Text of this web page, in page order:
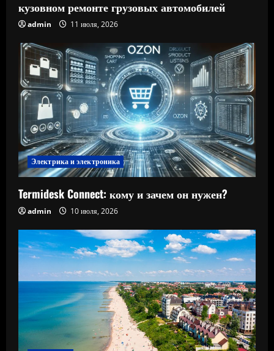
кузовном ремонте грузовых автомобилей
admin 11 июля, 2026
Электрика и электроника
Termidesk Connect: кому и зачем он нужен?
admin 10 июля, 2026